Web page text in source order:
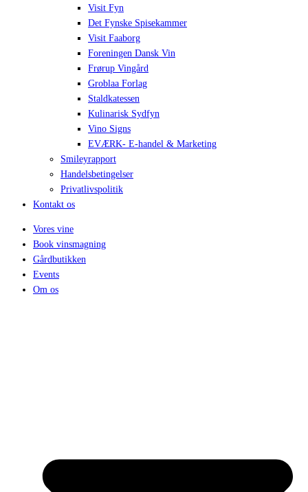
Visit Fyn
Det Fynske Spisekammer
Visit Faaborg
Foreningen Dansk Vin
Frørup Vingård
Groblaa Forlag
Staldkatessen
Kulinarisk Sydfyn
Vino Signs
EVÆRK- E-handel & Marketing
Smileyrapport
Handelsbetingelser
Privatlivspolitik
Kontakt os
Vores vine
Book vinsmagning
Gårdbutikken
Events
Om os